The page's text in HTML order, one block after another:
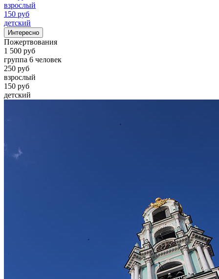
взрослый
150 руб
детский
Интересно
Пожертвования
1 500 руб
группа 6 человек
250 руб
взрослый
150 руб
детский